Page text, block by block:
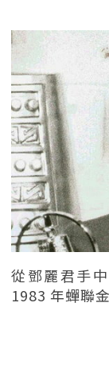
從鄧麗君手
1983 年蟬聯